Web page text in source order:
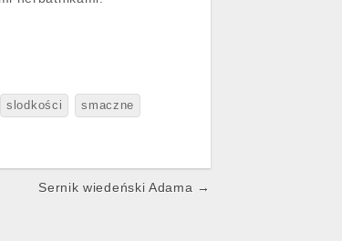
slodkości smaczne
Sernik wiedeński Adama →